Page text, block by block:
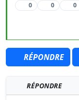
0 0 0
RÉPONDRE
RÉPONDRE